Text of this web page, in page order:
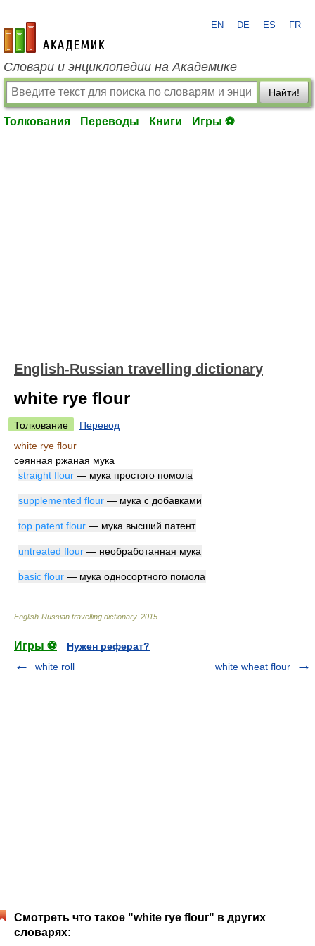
academic.ru
EN DE ES FR
Словари и энциклопедии на Академике
Найти!
Толкования Переводы Книги Игры ⚽
English-Russian travelling dictionary
white rye flour
Толкование
Перевод
white rye flour
сеянная ржаная мука
straight flour — мука простого помола
supplemented flour — мука с добавками
top patent flour — мука высший патент
untreated flour — необработанная мука
basic flour — мука односортного помола
English-Russian travelling dictionary. 2015
Игры ⚽
Нужен реферат?
white roll
white wheat flour
Смотреть что такое "white rye flour" в других
словарях: